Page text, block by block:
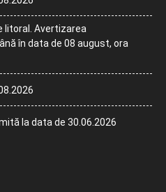
litoral. Avertizarea
în data de 08 august, ora
la data de 30.06.2026